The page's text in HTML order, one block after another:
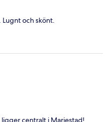
Lugnt och skönt.
centralt i Mariestad!